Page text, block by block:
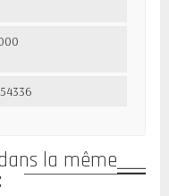
la même